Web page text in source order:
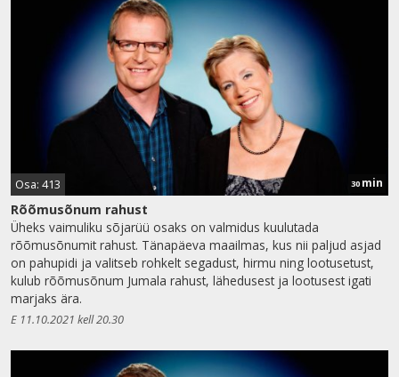
Osa: 413 30 min
Rõõmusõnum rahust
Üheks vaimuliku sõjarüü osaks on valmidus kuulutada
rõõmusõnumit rahust. Tänapäeva maailmas, kus nii paljud asjad
on pahupidi ja valitseb rohkelt segadust, hirmu ning lootusetust,
kulub rõõmusõnum Jumala rahust, lähedusest ja lootusest igati
marjaks ära.
E 11.10.2021 kell 20.30